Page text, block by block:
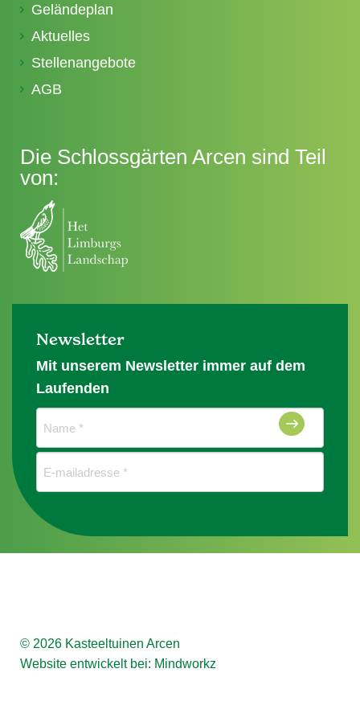
Geländeplan
Aktuelles
Stellenangebote
AGB
Die Schlossgärten Arcen sind Teil
von:
Newsletter
Mit unserem Newsletter immer auf dem
Laufenden
© 2026 Kasteeltuinen Arcen
Website entwickelt bei: Mindworkz